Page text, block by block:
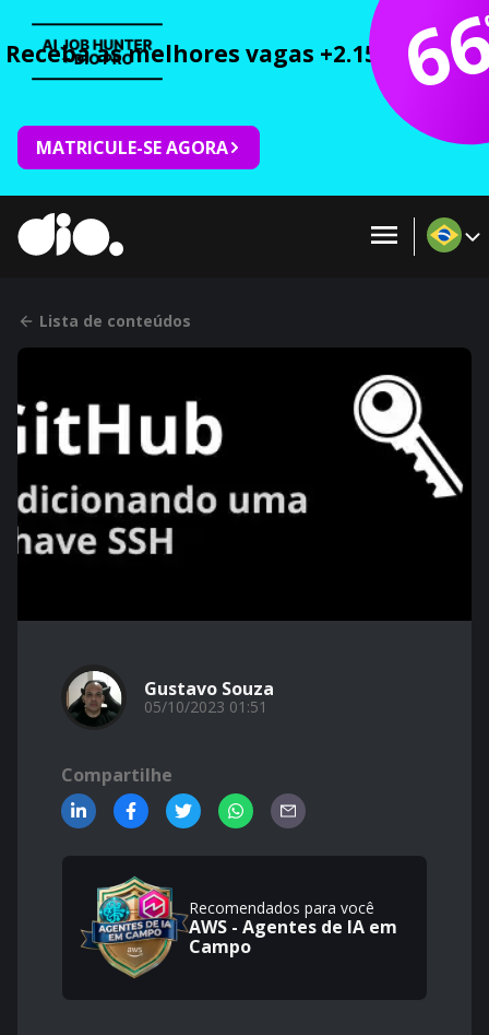
Receba as melhores vagas +2.150 cursos
MATRICULE-SE AGORA
Lista de conteúdos
Gustavo Souza
05/10/2023 01:51
Compartilhe
Recomendados para você
AWS - Agentes de IA em
Campo